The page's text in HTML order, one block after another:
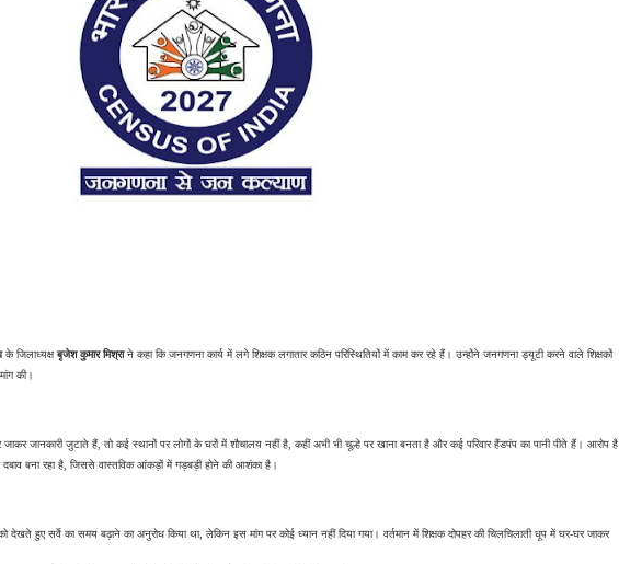
के जिलाध्यक्ष बृजेश कुमार मिश्रा ने कहा कि जनगणना कार्य में लगे शिक्षक लगातार कठिन परिस्थितियों में काम कर रहे हैं। उन्होंने जनगणना ड्यूटी करने वाले शिक्षकों
की।
जाकर जानकारी जुटाते हैं, तो कई स्थानों पर लोगों के घरों में शौचालय नहीं है, कहीं अभी भी चूल्हे पर खाना बनता है और कई परिवार हैंडपंप का पानी पीते हैं। आरोप है
बना रहा है, जिससे वास्तविक आंकड़ों में गड़बड़ी होने की आशंका है।
देखते हुए सर्वे का समय बढ़ाने का अनुरोध किया था, लेकिन इस मांग पर कोई ध्यान नहीं दिया गया। वर्तमान में शिक्षक दोपहर की चिलचिलाती धूप में घर-घर जाकर